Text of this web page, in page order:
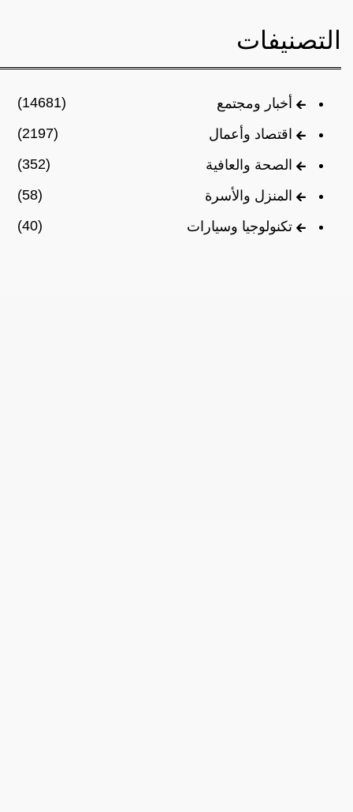
التصنيفات
أخبار ومجتمع
(14681)
اقتصاد وأعمال
(2197)
الصحة والعافية
(352)
المنزل والأسرة
(58)
تكنولوجيا وسيارات
(40)